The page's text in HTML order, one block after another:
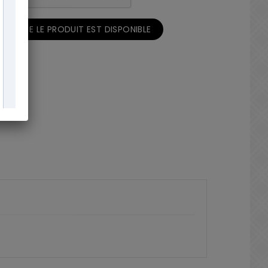
LE PRODUIT EST DISPONIBLE